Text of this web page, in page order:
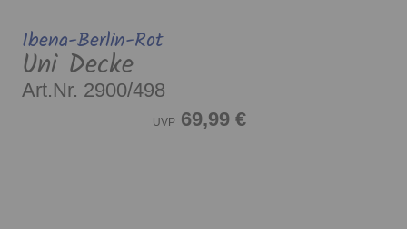
Ibena-Berlin-Rot
Uni Decke
Art.Nr. 2900/498
UVP 69,99 €